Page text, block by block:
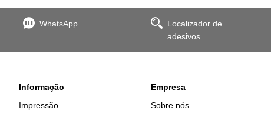
WhatsApp
Localizador de
adesivos
Informação
Impressão
Empresa
Sobre nós